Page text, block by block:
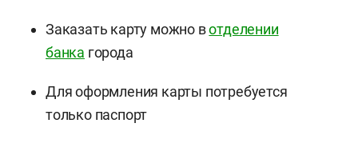
Заказать карту можно вотделении
банка города
Для оформления карты потребуется
только паспорт